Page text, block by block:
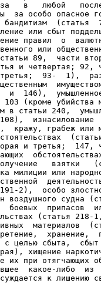
в   любой
за особо опасное
(статья
или сбыт
правил  о
или
89,  части
и четвертая; 92,
93-  1),
и  146),
(кроме убийства
в статьи 240,
кражу, грабеж или
и третья;  147,
взятки
милиции или
2),  особо
воздушного судна
боевых  припасов
(статья 218-
материалов
хранение,
с целью сбыта,  сбыт
хищение
при отягчающих
какое-либо  из
к лишению